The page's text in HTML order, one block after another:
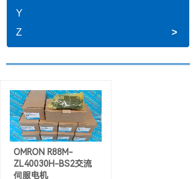
Y
Z
>
OMRON R88M-
ZL40030H-BS2交流
伺服电机